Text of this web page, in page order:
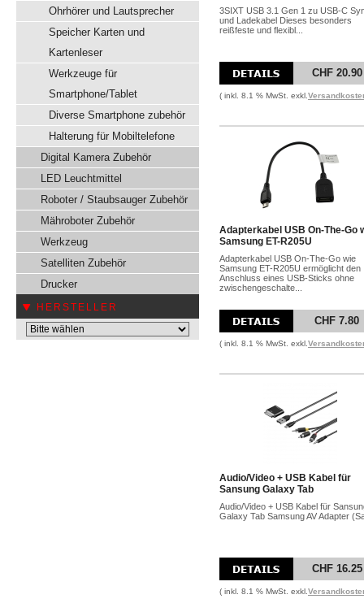
Ohrhörer und Lautsprecher
Speicher Karten und
Kartenleser
Werkzeuge für
Smartphone/Tablet
Diverse Smartphone zubehör
Halterung für Mobiltelefone
Digital Kamera Zubehör
LED Leuchtmittel
Roboter / Staubsauger Zubehör
Mähroboter Zubehör
Werkzeug
Satelliten Zubehör
Drucker
HERSTELLER
3SIXT USB 3.1 Gen 1 zu USB-C
und Ladekabel Dieses besonders
reißfeste und flexibl...
CHF 20.90
( inkl. 8.1 % MwSt. exkl.
Adapterkabel USB On-The-Go
Samsung ET-R205U
Adapterkabel USB On-The-Go wie
Samsung ET-R205U ermöglicht den
Anschluss eines USB-Sticks ohne
zwischengeschalte...
CHF 7.80
( inkl. 8.1 % MwSt. exkl.
Audio/Video + USB Kabel für
Sansung Galaxy Tab
Audio/Video + USB Kabel für
Galaxy Tab Samsung AV Adapter
CHF 16.25
( inkl. 8.1 % MwSt. exkl.